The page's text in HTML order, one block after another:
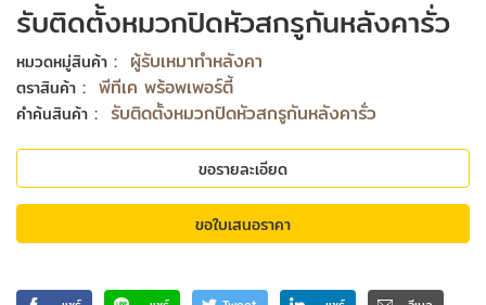
รับติดตั้งหมวกปิดหัวสกรูกันหลังคารั่ว
หมวดหมู่สินค้า : ผู้รับเหมาทำหลังคา
ตราสินค้า : พีทีเค พร้อพเพอร์ตี้
คำค้นสินค้า : รับติดตั้งหมวกปิดหัวสกรูกันหลังคารั่ว
ขอรายละเอียด
ขอใบเสนอราคา